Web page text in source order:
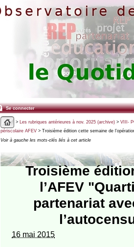
Se connecter
> Les rubriques antérieures à nov. 2025 (archive)> VIII-
périscolaire AFEV> Troisième édition cette semaine de
Voir à gauche les mots-clés liés à cet article
Troisième
l’AFEV
partenariat
16 mai 2015